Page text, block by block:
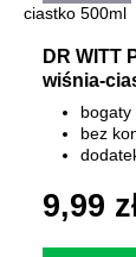
DR WITT
wiśnia-
bogaty
bez
9,99